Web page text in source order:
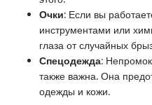
Очки: Если вы
инструментами или
глаза от случайных
Спецодежда:
также важна. Она
одежды и кожи.